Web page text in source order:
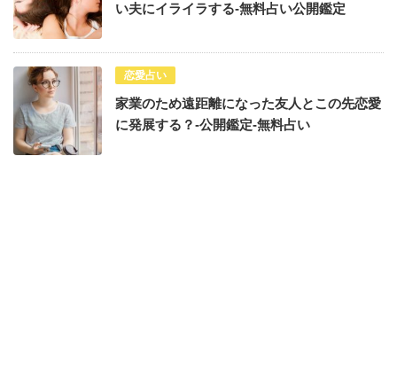
い夫にイライラする-無料占い公開鑑定
恋愛占い
家業のため遠距離になった友人とこの先恋愛
に発展する？-公開鑑定-無料占い